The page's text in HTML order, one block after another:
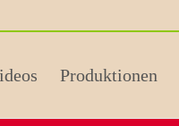
Produktionen